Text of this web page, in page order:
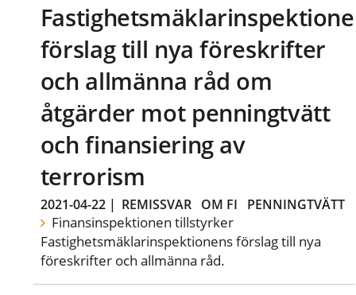
förslag till nya föreskrifter
och allmänna råd om
åtgärder mot penningtvätt
och finansiering av
terrorism
2021-04-22| REMISSVAR OM FI PENNINGTVÄTT
Finansinspektionen tillstyrker
Fastighetsmäklarinspektionens förslag till nya
föreskrifter och allmänna råd.